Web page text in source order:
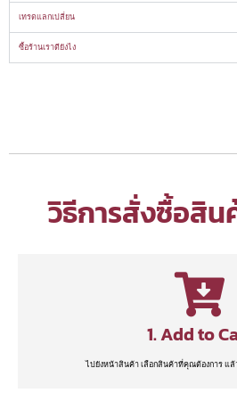
เทรดแลกเปลี่ยน
ซื้อร้านเราดียังไง
วิธีการสั่งซื้อสิน
1. Add to
ไปยังหน้าสินค้า เลือกสินค้าที่คุณต้องการ แ